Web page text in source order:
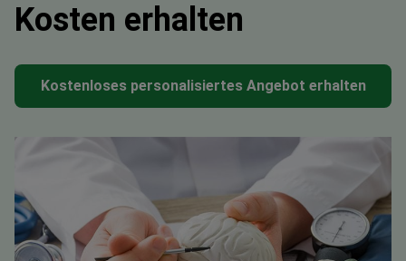
Kosten erhalten
Kostenloses personalisiertes Angebot erhalten